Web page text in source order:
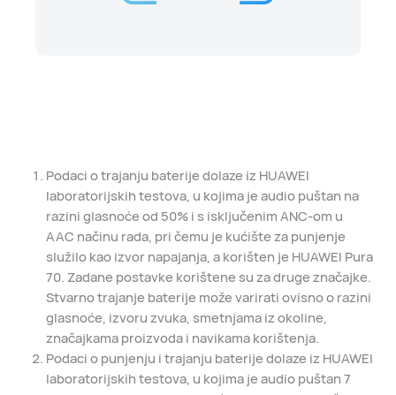
Podaci o trajanju baterije dolaze iz HUAWEI
laboratorijskih testova, u kojima je audio puštan na
razini glasnoće od 50% i s isključenim ANC-om u
AAC načinu rada, pri čemu je kućište za punjenje
služilo kao izvor napajanja, a korišten je HUAWEI Pura
70. Zadane postavke korištene su za druge značajke.
Stvarno trajanje baterije može varirati ovisno o razini
glasnoće, izvoru zvuka, smetnjama iz okoline,
značajkama proizvoda i navikama korištenja.
Podaci o punjenju i trajanju baterije dolaze iz HUAWEI
laboratorijskih testova, u kojima je audio puštan 7